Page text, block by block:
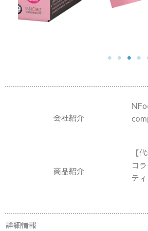
会社紹介
商品紹介
【
コ
テ
詳細情報